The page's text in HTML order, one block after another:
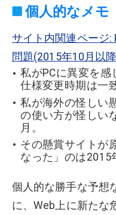
個人的なメモ
サイト内関連ページ:
問題(2015年10月以
私がPCに異変を感
仕様変更時期は一
私が海外の怪しい
の使い方が怪しい
月。
その懸賞サイトが
なった」のは2015
個人的な勝手な予想
に、Web上に新たな